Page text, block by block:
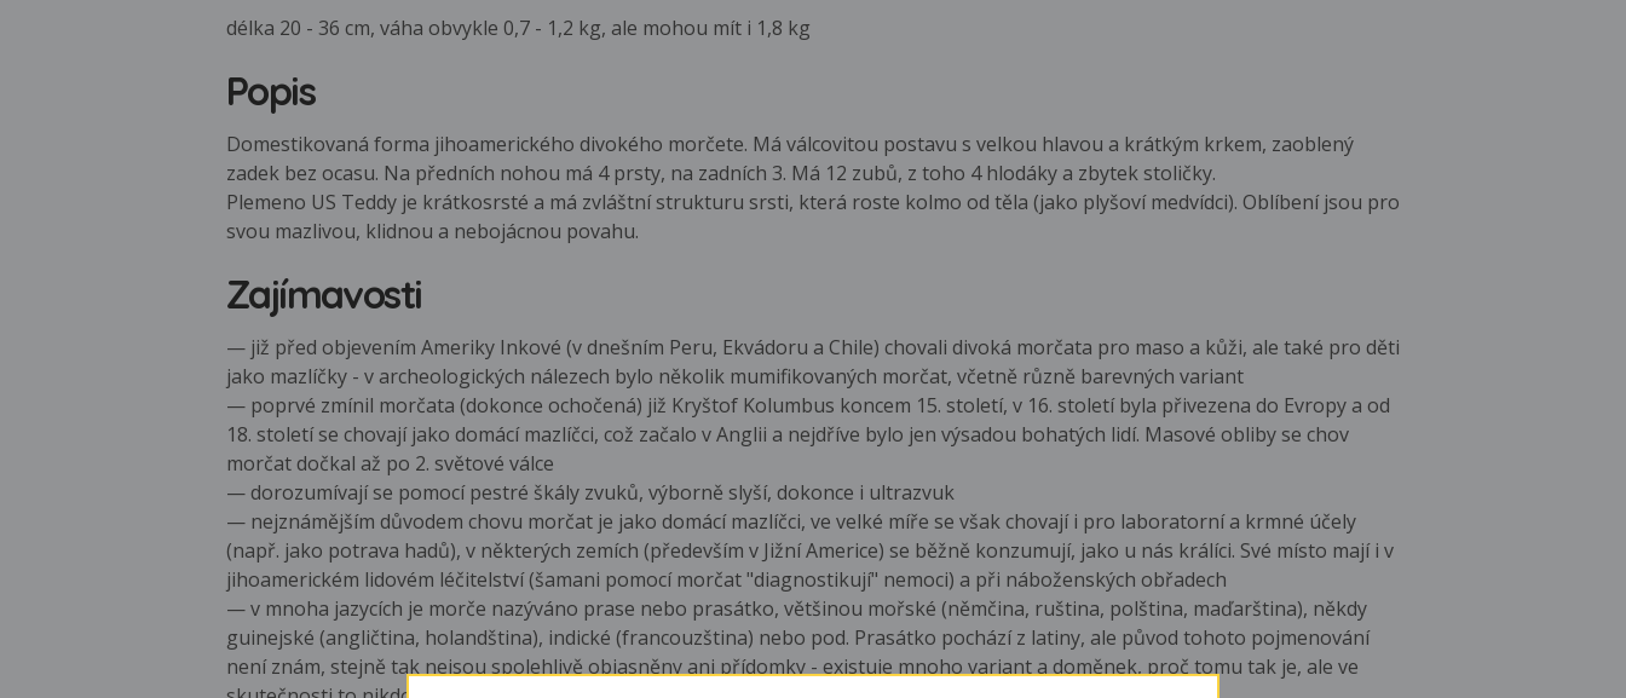
délka 20 - 36 cm, váha obvykle 0,7 - 1,2 kg, ale mohou mít i 1,8 kg
Popis
Domestikovaná forma jihoamerického divokého morčete. Má válcovitou postavu s velkou hlavou a krátkým krkem, zaoblený
zadek bez ocasu. Na předních nohou má 4 prsty, na zadních 3. Má 12 zubů, z toho 4 hlodáky a zbytek stoličky.
Plemeno US Teddy je krátkosrsté a má zvláštní strukturu srsti, která roste kolmo od těla (jako plyšoví medvídci). Oblíbení jsou pro
svou mazlivou, klidnou a nebojácnou povahu.
Zajímavosti
— již před objevením Ameriky Inkové (v dnešním Peru, Ekvádoru a Chile) chovali divoká morčata pro maso a kůži, ale také pro děti
jako mazlíčky - v archeologických nálezech bylo několik mumifikovaných morčat, včetně různě barevných variant
— poprvé zmínil morčata (dokonce ochočená) již Kryštof Kolumbus koncem 15. století, v 16. století byla přivezena do Evropy a od
18. století se chovají jako domácí mazlíčci, což začalo v Anglii a nejdříve bylo jen výsadou bohatých lidí. Masové obliby se chov
morčat dočkal až po 2. světové válce
— dorozumívají se pomocí pestré škály zvuků, výborně slyší, dokonce i ultrazvuk
— nejznámějším důvodem chovu morčat je jako domácí mazlíčci, ve velké míře se však chovají i pro laboratorní a krmné účely
(např. jako potrava hadů), v některých zemích (především v Jižní Americe) se běžně konzumují, jako u nás králíci. Své místo mají i v
jihoamerickém lidovém léčitelství (šamani pomocí morčat "diagnostikují" nemoci) a při náboženských obřadech
— v mnoha jazycích je morče nazýváno prase nebo prasátko, většinou mořské (němčina, ruština, polština, maďarština), někdy
guinejské (angličtina, holandština), indické (francouzština) nebo pod. Prasátko pochází z latiny, ale původ tohoto pojmenování
není znám, stejně tak nejsou spolehlivě objasněny ani přídomky - existuje mnoho variant a doměnek, proč tomu tak je, ale ve